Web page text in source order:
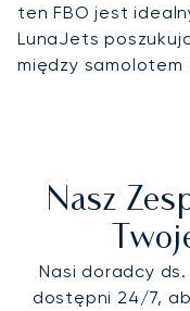
ten FBO jest
LunaJets
między samolotem
Nasz
Nasi doradcy
dostępni 24/7,